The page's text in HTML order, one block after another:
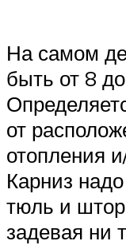
На самом
быть от 8
от
отопления
Карниз
тюль и
задевая ни